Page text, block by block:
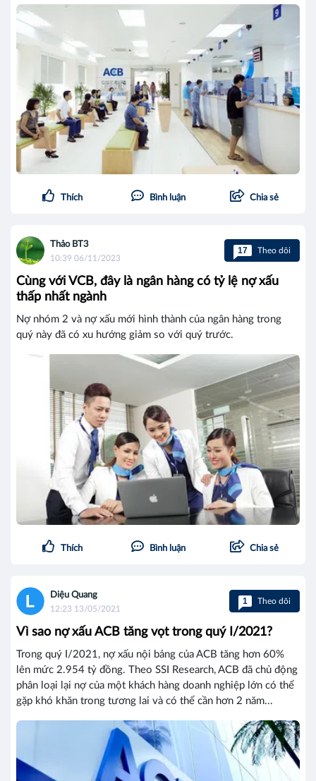
Thích Bình luận Chia sẻ
Thảo BT3
10:39 06/11/2023
17 Theo dõi
Cùng với VCB, đây là ngân hàng có tỷ lệ nợ xấu
thấp nhất ngành
Nợ nhóm 2 và nợ xấu mới hình thành của ngân hàng trong
quý này đã có xu hướng giảm so với quý trước.
Thích Bình luận Chia sẻ
Diệu Quang
12:23 13/05/2021
1 Theo dõi
Vì sao nợ xấu ACB tăng vọt trong quý I/2021?
Trong quý I/2021, nợ xấu nội bảng của ACB tăng hơn 60%
lên mức 2.954 tỷ đồng. Theo SSI Research, ACB đã chủ động
phân loại lại nợ của một khách hàng doanh nghiệp lớn có thể
gặp khó khăn trong tương lai và có thể cần hơn 2 năm...